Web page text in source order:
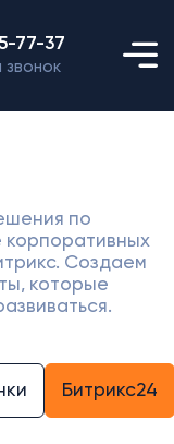
77-37
звонок
по
корпоративных
Создаем
которые
Битрикс24